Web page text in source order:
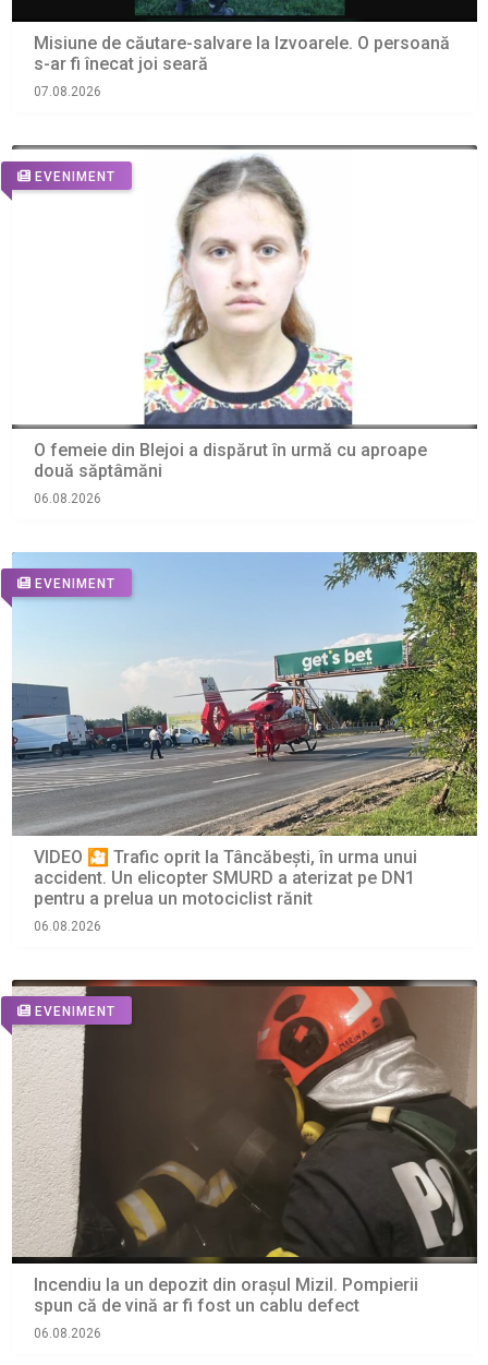
Misiune de căutare-salvare la Izvoarele. O persoană
s-ar fi înecat joi seară
07.08.2026
EVENIMENT
O femeie din Blejoi a dispărut în urmă cu aproape
două săptâmăni
06.08.2026
EVENIMENT
VIDEO 🎦 Trafic oprit la Tâncăbești, în urma unui
accident. Un elicopter SMURD a aterizat pe DN1
pentru a prelua un motociclist rănit
06.08.2026
EVENIMENT
Incendiu la un depozit din orașul Mizil. Pompierii
spun că de vină ar fi fost un cablu defect
06.08.2026